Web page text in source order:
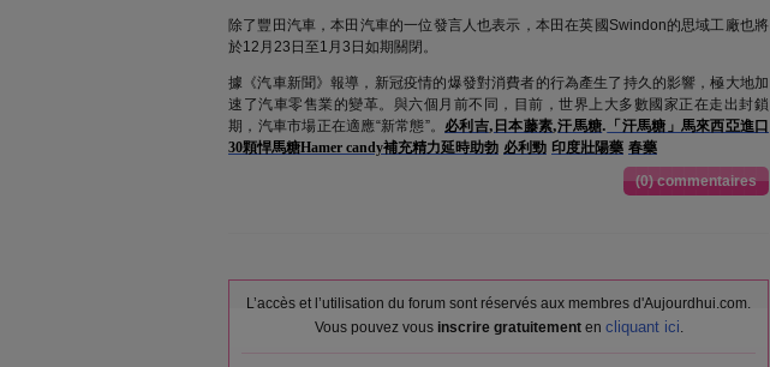
除了豐田汽車，本田汽車的一位發言人也表示，本田在英國Swindon的思域工廠也將
於12月23日至1月3日如期關閉。
據《汽車新聞》報導，新冠疫情的爆發對消費者的行為產生了持久的影響，極大地加
速了汽車零售業的變革。與六個月前不同，目前，世界上大多數國家正在走出封鎖
期，汽車市場正在適應“新常態”。 必利吉, 日本藤素,汗馬糖. 「汗馬糖」馬來西亞進口
30顆悍馬糖Hamer candy補充精力延時助勃 必利勁 印度壯陽藥 春藥
(0) commentaires
L’accès et l’utilisation du forum sont réservés aux membres d'Aujourdhui.com.
Vous pouvez vous inscrire gratuitementen cliquant ici.